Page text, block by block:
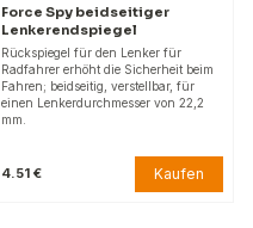
Force Spy beidseitiger
Lenkerendspiegel
Rückspiegel für den Lenker für
Radfahrer erhöht die Sicherheit beim
Fahren; beidseitig, verstellbar, für
einen Lenkerdurchmesser von 22,2
mm.
4.51 € Kaufen